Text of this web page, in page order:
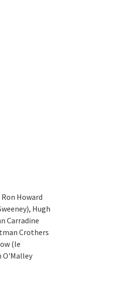
Howard
Hugh
Carradine
Crothers
(le
O'Malley